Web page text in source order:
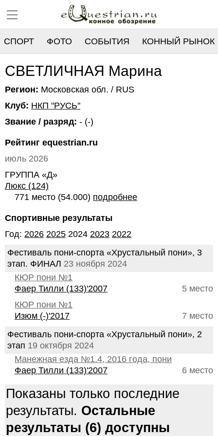
СПОРТ ФОТО СОБЫТИЯ КОННЫЙ РЫНОК
РЕЕСТР
СВЕТЛИЧНАЯ Марина
Регион: Московская обл. / RUS
Клуб: НКП "РУСЬ"
Звание / разряд: - (-)
Рейтинг equestrian.ru
июль 2026
ГРУППА «Д»
Люкс (124)
771 место (54.000) подробнее
Спортивные результаты
Год: 2026 2025 2024 2023 2022
Фестиваль пони-спорта «Хрустальный пони», 3
этап. ФИНАЛ 23 ноября 2024
КЮР пони №1
5 место
Фаер Тилли (133)'2007
КЮР пони №1
7 место
Изюм (-)'2017
Фестиваль пони-спорта «Хрустальный пони», 2
этап 19 октября 2024
Манежная езда №1.4, 2016 года, пони
6 место
Фаер Тилли (133)'2007
Показаны только последние
результаты. Остальные
результаты (6) доступны